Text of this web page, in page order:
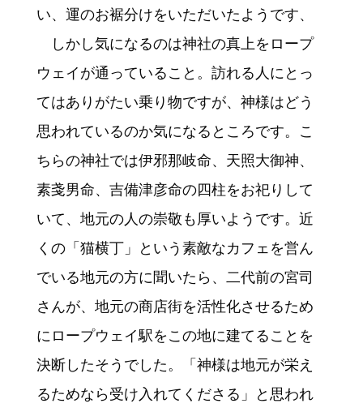
い、運のお裾分けをいただいたようです、
しかし気になるのは神社の真上をロープ
ウェイが通っていること。訪れる人にとっ
てはありがたい乗り物ですが、神様はどう
思われているのか気になるところです。こ
ちらの神社では伊邪那岐命、天照大御神、
素戔男命、吉備津彦命の四柱をお祀りして
いて、地元の人の崇敬も厚いようです。近
くの「猫横丁」という素敵なカフェを営ん
でいる地元の方に聞いたら、二代前の宮司
さんが、地元の商店街を活性化させるため
にロープウェイ駅をこの地に建てることを
決断したそうでした。「神様は地元が栄え
るためなら受け入れてくださる」と思われ